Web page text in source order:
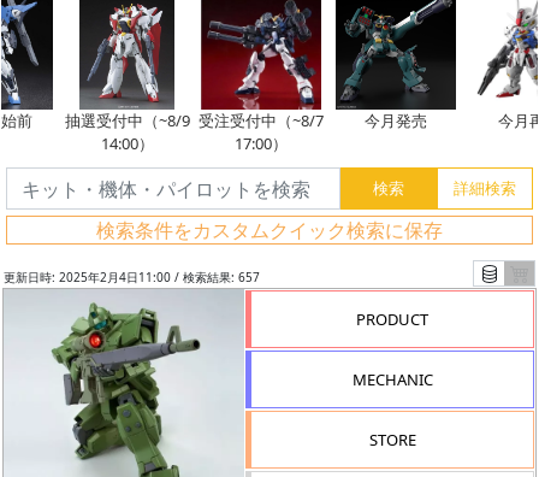
抽選受付中（~8/9
14:00）
受注受付中（~8/7
17:00）
今月発売 今月再
検索条件をカスタムクイック検索に保存
更新日時: 2025年2月4日11:00 / 検索結果: 657
PRODUCT
MECHANIC
STORE